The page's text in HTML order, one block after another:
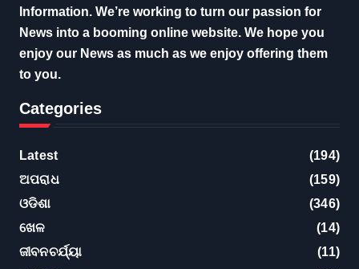
Information. We’re working to turn our passion for
News into a booming online website. We hope you
enjoy our News as much as we enjoy offering them
to you.
Categories
Latest
(194)
ଅପରାଧ
(159)
ଓଡିଶା
(346)
ଖେଳ
(14)
ଜୀବନଚର୍ଯ୍ୟା
(11)